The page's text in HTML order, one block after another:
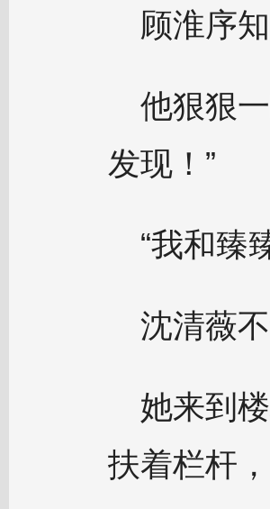
顾淮序
他狠狠
发现！”
“我和臻
沈清薇
她来到
扶着栏杆